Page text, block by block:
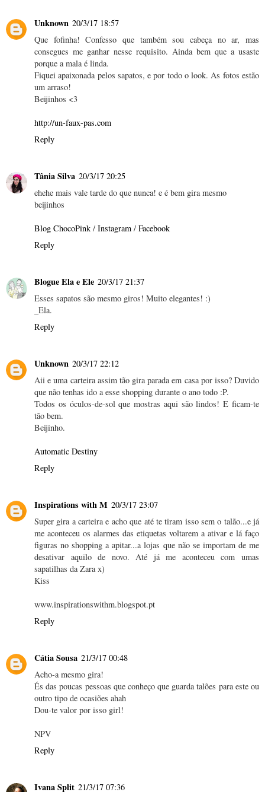
Unknown 20/3/17 18:57
Que fofinha! Confesso que também sou cabeça no ar, mas
consegues me ganhar nesse requisito. Ainda bem que a usaste
porque a mala é linda.
Fiquei apaixonada pelos sapatos, e por todo o look. As fotos estão
um arraso!
Beijinhos <3
http://un-faux-pas.com
Reply
Tânia Silva 20/3/17 20:25
ehehe mais vale tarde do que nunca! e é bem gira mesmo
beijinhos
Blog ChocoPink / Instagram / Facebook
Reply
Blogue Ela e Ele 20/3/17 21:37
Esses sapatos são mesmo giros! Muito elegantes! :)
_Ela.
Reply
Unknown 20/3/17 22:12
Aii e uma carteira assim tão gira parada em casa por isso? Duvido
que não tenhas ido a esse shopping durante o ano todo :P.
Todos os óculos-de-sol que mostras aqui são lindos! E ficam-te
tão bem.
Beijinho.
Automatic Destiny
Reply
Inspirations with M 20/3/17 23:07
Super gira a carteira e acho que até te tiram isso sem o talão...e já
me aconteceu os alarmes das etiquetas voltarem a ativar e lá faço
figuras no shopping a apitar...a lojas que não se importam de me
desativar aquilo de novo. Até já me aconteceu com umas
sapatilhas da Zara x)
Kiss
www.inspirationswithm.blogspot.pt
Reply
Cátia Sousa 21/3/17 00:48
Acho-a mesmo gira!
És das poucas pessoas que conheço que guarda talões para este ou
outro tipo de ocasiões ahah
Dou-te valor por isso girl!
NPV
Reply
Ivana Split 21/3/17 07:36